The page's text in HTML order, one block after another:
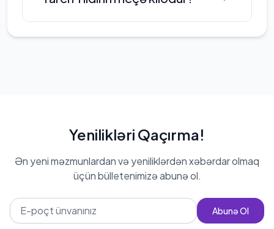
aktrisa karyerasında əhəmiyyətli bir
yer tutmuşdur və gələcəkdə daha
çox layihədə yer almağı hədəfləyir.
Yenilikləri Qaçırma!
Ən yeni məzmunlardan və yeniliklərdən xəbərdar olmaq
üçün bülletenimizə abunə ol.
Abunə Ol